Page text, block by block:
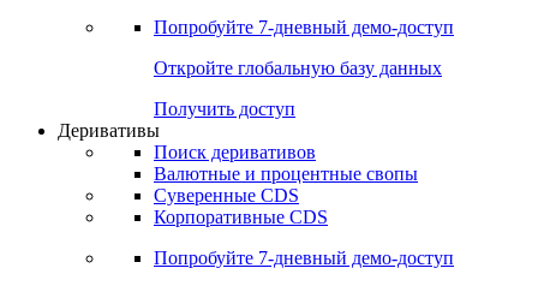
Попробуйте 7-дневный демо-доступ
Откройте глобальную базу данных
Получить доступ
Деривативы
Поиск деривативов
Валютные и процентные свопы
Суверенные CDS
Корпоративные CDS
Попробуйте 7-дневный демо-доступ